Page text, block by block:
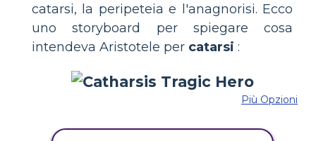
catarsi, la peripeteia e l'anagnorisi. Ecco
uno storyboard per spiegare cosa
intendeva Aristotele per catarsi :
Più Opzioni